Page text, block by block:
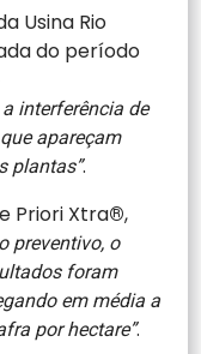
Usina Rio
do período
a interferência de
apareçam
plantas”.
Priori Xtra®,
preventivo, o
foram
em média a
por hectare”.